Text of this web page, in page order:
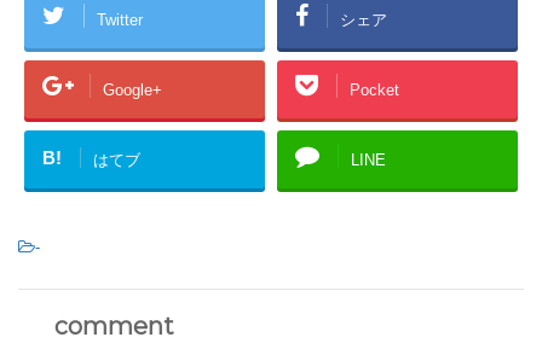
Twitter シェア
Google+ Pocket
B! はてブ LINE
-
comment